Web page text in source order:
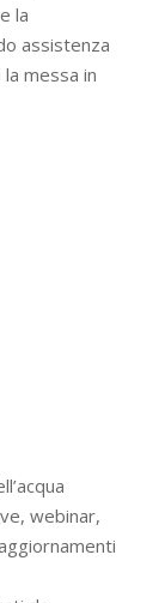
la
assistenza
messa in
webinar,